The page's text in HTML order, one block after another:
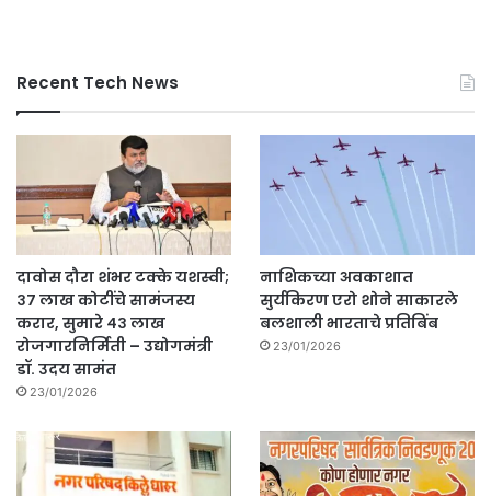
Recent Tech News
दावोस दौरा शंभर टक्के यशस्वी;
३७ लाख कोटींचे सामंजस्य
करार, सुमारे ४३ लाख
रोजगारनिर्मिती – उद्योगमंत्री
डॉ. उदय सामंत
23/01/2026
नाशिकच्या अवकाशात
सुर्यकिरण एरो शोने साकारले
बलशाली भारताचे प्रतिबिंब
23/01/2026